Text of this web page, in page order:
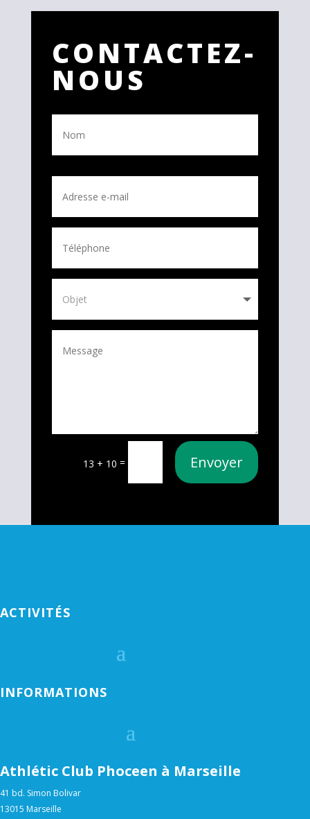
CONTACTEZ-
NOUS
13 + 10 = Envoyer
ACTIVITÉS
INFORMATIONS
Athlétic Club Phoceen à Marseille
41 bd. Simon Bolivar
13015 Marseille